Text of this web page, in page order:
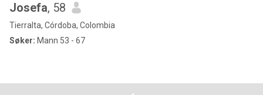
Josefa, 58
Tierralta, Córdoba, Colombia
Søker: Mann 53 - 67